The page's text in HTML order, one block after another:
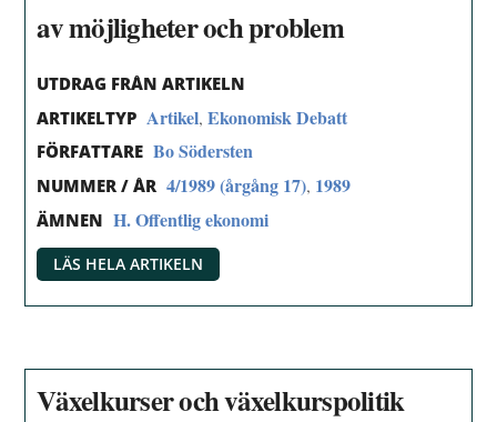
av möjligheter och problem
UTDRAG FRÅN ARTIKELN
ARTIKELTYP Artikel,Ekonomisk Debatt
FÖRFATTARE Bo Södersten
NUMMER / ÅR 4/1989 (årgång 17), 1989
ÄMNEN H. Offentlig ekonomi
LÄS HELA ARTIKELN
Växelkurser och växelkurspolitik